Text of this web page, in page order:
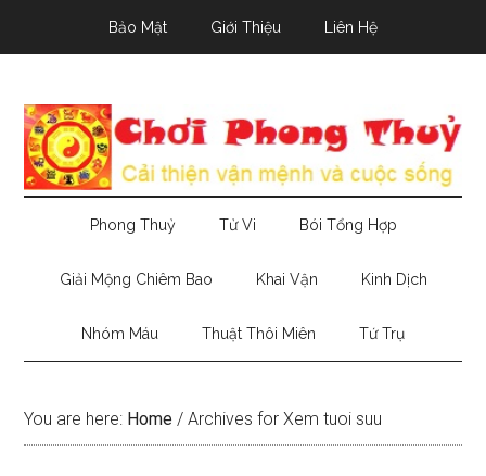
Bảo Mật Giới Thiệu Liên Hệ
Phong Thuỷ Tử Vi Bói Tổng Hợp
Giải Mộng Chiêm Bao Khai Vận Kinh Dịch
Nhóm Máu Thuật Thôi Miên Tứ Trụ
You are here: Home / Archives for Xem tuoi suu